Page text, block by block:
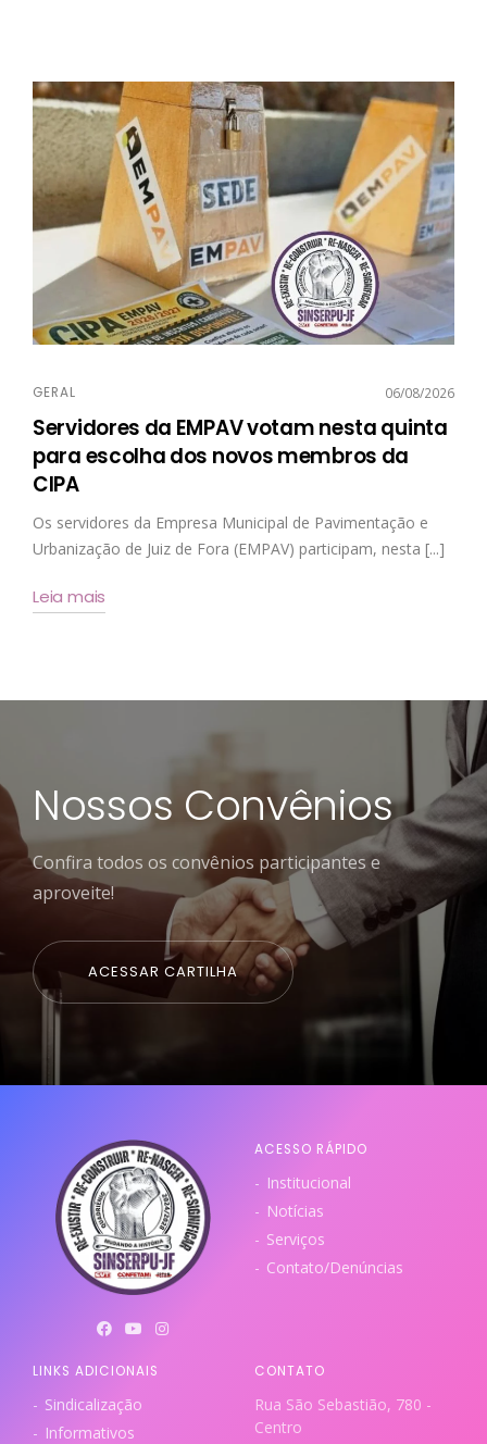
GERAL 06/08/2026
Servidores da EMPAV votam nesta quinta
para escolha dos novos membros da
CIPA
Os servidores da Empresa Municipal de Pavimentação e
Urbanização de Juiz de Fora (EMPAV) participam, nesta [...]
Leia mais
Nossos Convênios
Confira todos os convênios participantes e
aproveite!
ACESSAR CARTILHA
ACESSO RÁPIDO
Institucional
Notícias
Serviços
Contato/Denúncias
LINKS ADICIONAIS
Sindicalização
Informativos
CONTATO
Rua São Sebastião, 780 -
Centro